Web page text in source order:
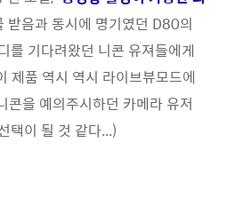
받음과 동시에 명기였던 D80의
를 기다려왔던 니콘 유져들에게
제품 역시 역시 라이브뷰모드에
콘을 예의주시하던 카메라 유저
택이 될 것 같다...)